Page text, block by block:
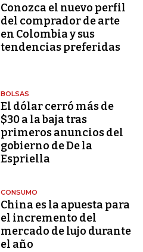
Conozca el nuevo perfil
del comprador de arte
en Colombia y sus
tendencias preferidas
BOLSAS
El dólar cerró más de
$30 a la baja tras
primeros anuncios del
gobierno de De la
Espriella
CONSUMO
China es la apuesta para
el incremento del
mercado de lujo durante
el año